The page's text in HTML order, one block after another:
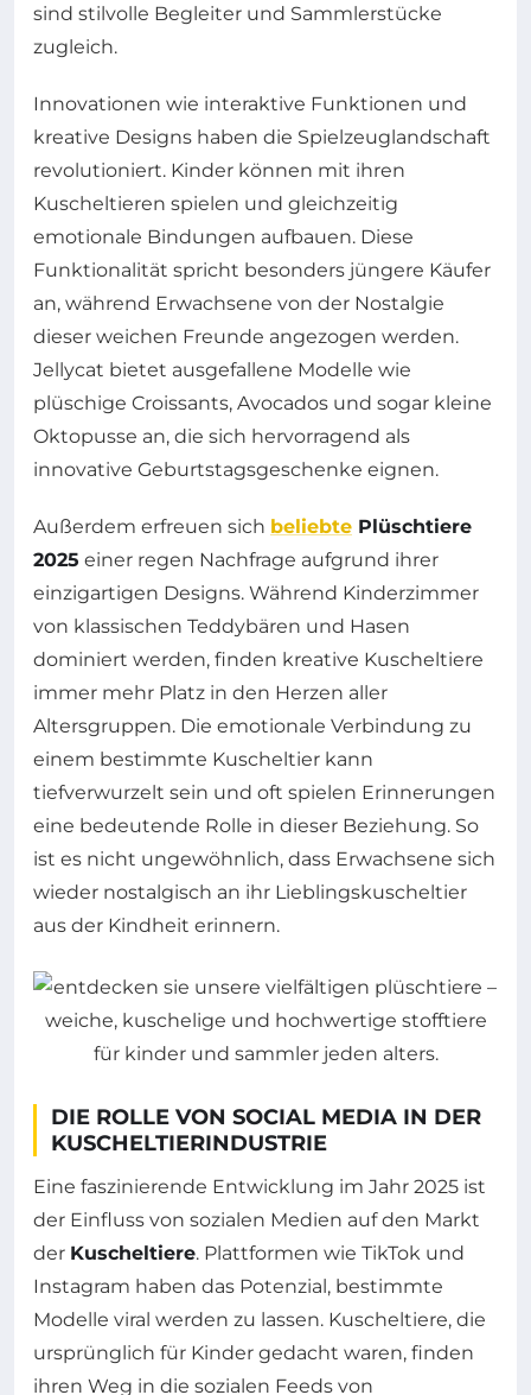
sind stilvolle Begleiter und Sammlerstücke
zugleich.
Innovationen wie interaktive Funktionen und
kreative Designs haben die Spielzeuglandschaft
revolutioniert. Kinder können mit ihren
Kuscheltieren spielen und gleichzeitig
emotionale Bindungen aufbauen. Diese
Funktionalität spricht besonders jüngere Käufer
an, während Erwachsene von der Nostalgie
dieser weichen Freunde angezogen werden.
Jellycat bietet ausgefallene Modelle wie
plüschige Croissants, Avocados und sogar kleine
Oktopusse an, die sich hervorragend als
innovative Geburtstagsgeschenke eignen.
Außerdem erfreuen sich beliebte Plüschtiere
2025 einer regen Nachfrage aufgrund ihrer
einzigartigen Designs. Während Kinderzimmer
von klassischen Teddybären und Hasen
dominiert werden, finden kreative Kuscheltiere
immer mehr Platz in den Herzen aller
Altersgruppen. Die emotionale Verbindung zu
einem bestimmte Kuscheltier kann
tiefverwurzelt sein und oft spielen Erinnerungen
eine bedeutende Rolle in dieser Beziehung. So
ist es nicht ungewöhnlich, dass Erwachsene sich
wieder nostalgisch an ihr Lieblingskuscheltier
aus der Kindheit erinnern.
DIE ROLLE VON SOCIAL MEDIA IN DER
KUSCHELTIERINDUSTRIE
Eine faszinierende Entwicklung im Jahr 2025 ist
der Einfluss von sozialen Medien auf den Markt
der Kuscheltiere. Plattformen wie TikTok und
Instagram haben das Potenzial, bestimmte
Modelle viral werden zu lassen. Kuscheltiere, die
ursprünglich für Kinder gedacht waren, finden
ihren Weg in die sozialen Feeds von